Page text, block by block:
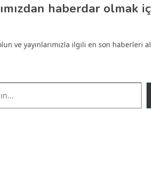
haberdar olmak
ve yayınlarımızla ilgili en son haberleri